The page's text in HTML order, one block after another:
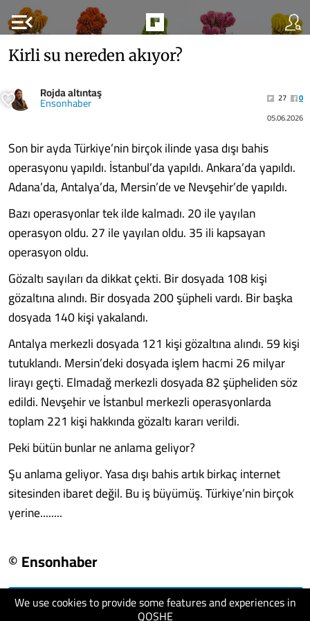
menu_open
We use cookies to provide some features and experiences in
QOSHE
Kirli su nereden akıyor?
Rojda altıntaş
Ensonhaber 27
0
05.06.2026
Son bir ayda Türkiye’nin birçok ilinde yasa dışı bahis
operasyonu yapıldı. İstanbul’da yapıldı. Ankara’da yapıldı.
Adana’da, Antalya’da, Mersin’de ve Nevşehir’de yapıldı.
Bazı operasyonlar tek ilde kalmadı. 20 ile yayılan
operasyon oldu. 27 ile yayılan oldu. 35 ili kapsayan
operasyon oldu.
Gözaltı sayıları da dikkat çekti. Bir dosyada 108 kişi
gözaltına alındı. Bir dosyada 200 şüpheli vardı. Bir başka
dosyada 140 kişi yakalandı.
Antalya merkezli dosyada 121 kişi gözaltına alındı. 59 kişi
tutuklandı. Mersin’deki dosyada işlem hacmi 26 milyar
lirayı geçti. Elmadağ merkezli dosyada 82 şüpheliden söz
edildi. Nevşehir ve İstanbul merkezli operasyonlarda
toplam 221 kişi hakkında gözaltı kararı verildi.
Peki bütün bunlar ne anlama geliyor?
Şu anlama geliyor. Yasa dışı bahis artık birkaç internet
sitesinden ibaret değil. Bu iş büyümüş. Türkiye’nin birçok
yerine........
© Ensonhaber